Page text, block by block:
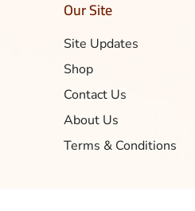
Our Site
Site Updates
Shop
Contact Us
About Us
Terms & Conditions